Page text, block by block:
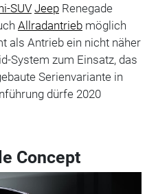
SUV JeepRenegade
Allradantriebmöglich
als Antrieb ein nicht näher
System zum Einsatz, das
Serienvariante in
dürfe 2020
Concept